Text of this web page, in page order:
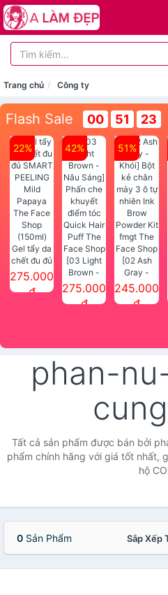
Trang chủ Công ty
Flash Sale 00 51 23
22%
Gel tẩy da
chết đu đủ
SMART
PEELING
275.000
đ
42%
[03 Light
Brown -
Nâu Sáng]
Phấn che
275.000
đ
51%
[02 Ash
Gray -
Khói] Bột
kẻ chân
Face Shop
245.000
đ
phan-
Tất cả sản phẩm được bán bởi
phẩm chính hãng với giá tốt nhất,
hộ
0 Sản Phẩm Sắp Xếp